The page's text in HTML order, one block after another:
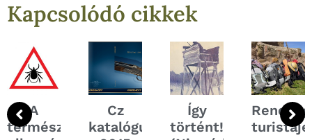
Kapcsolódó cikkek
A
természetes
Cz
katalógus
Így
történt!